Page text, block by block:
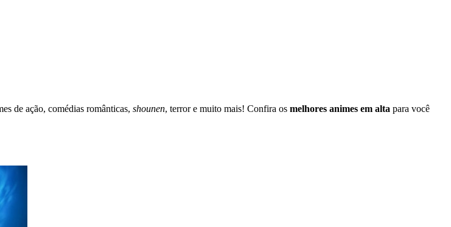
de ação, comédias românticas, shounen, terror e muito mais! Confira os melhores animes em alta para você